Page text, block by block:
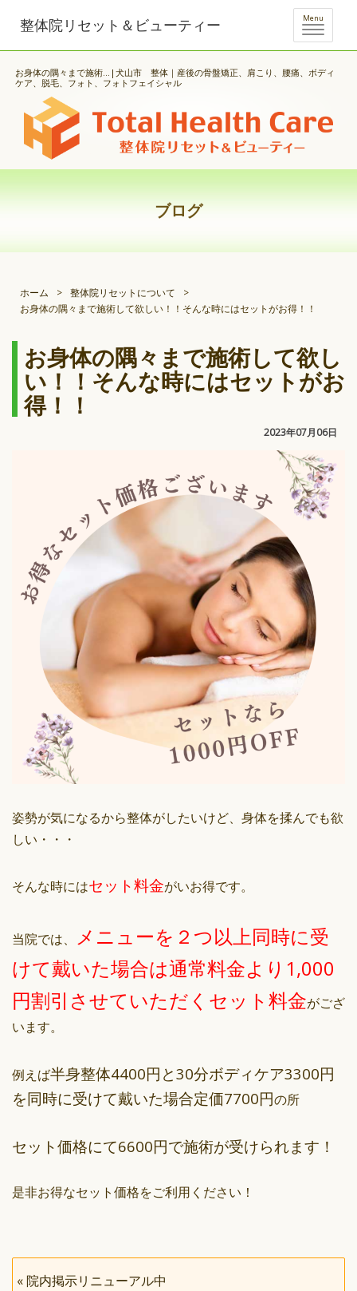
お身体の隅々まで施術...|犬山市 整体｜産後の骨盤矯正、肩こり、腰痛、ボディ
ケア、脱毛、フォト、フォトフェイシャル
整体院リセット＆ビューティー Menu
ブログ
ホーム > 整体院リセットについて
>
お身体の隅々まで施術して欲しい！！そんな時にはセットがお得！！
お身体の隅々まで施術して欲し
い！！そんな時にはセットがお
得！！
2023年07月06日
姿勢が気になるから整体がしたいけど、身体を揉んでも欲
しい・・・
そんな時にはセット料金がいお得です。
当院では、
メニューを２つ以上同時に受
けて戴いた場合は通常料金より1,000
円割引させていただくセット料金がござ
います。
例えば半身整体4400円と30分ボディケア3300円
を同時に受けて戴いた場合定価7700円の所
セット価格にて6600円で施術が受けられます！
是非お得なセット価格をご利用ください！
«院内掲示リニューアル中